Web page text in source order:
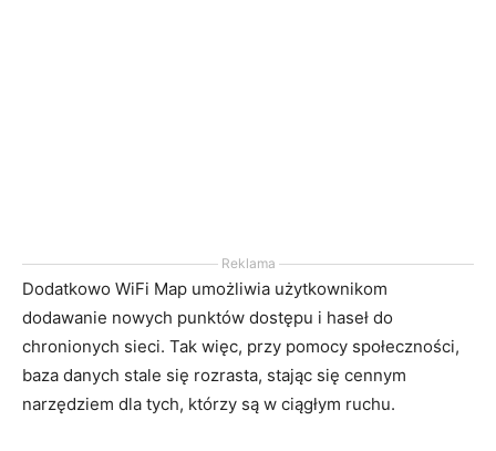
Reklama
Dodatkowo WiFi Map umożliwia użytkownikom
dodawanie nowych punktów dostępu i haseł do
chronionych sieci. Tak więc, przy pomocy społeczności,
baza danych stale się rozrasta, stając się cennym
narzędziem dla tych, którzy są w ciągłym ruchu.